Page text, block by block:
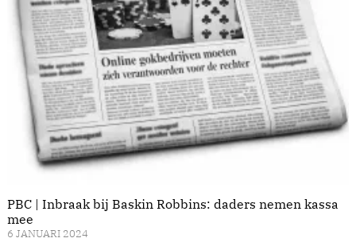
PBC | Inbraak bij Baskin Robbins: daders nemen kassa
mee
6 JANUARI 2024